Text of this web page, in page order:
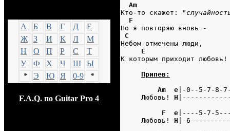
А
Б В Г Д
Е
Ж
З И К Л
М
Н
О П Р С
Т
У
Ф Х Ч Ш
Ы
*
Э Ю Я 0-9 *
F.A.Q. по Guitar Pro 4
Am
Кто-то скажет: "
F
Но я повторяю вновь -
C
Небом отмечены люди,
E
К которым приходит любовь!
Припев:
Am  e |-0--5-7-8-
     Любовь!
H
F  e |----5-7-
     Любовь!
H |-